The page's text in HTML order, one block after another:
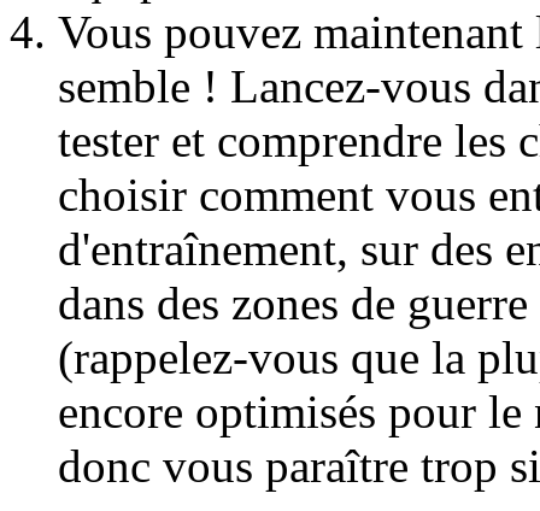
Vous pouvez
semble ! Lancez-vous
tester et comprendre les
choisir comment vous
d'entraînement, sur des
dans des zones de
(rappelez-vous que la
encore optimisés pour
donc vous paraître trop